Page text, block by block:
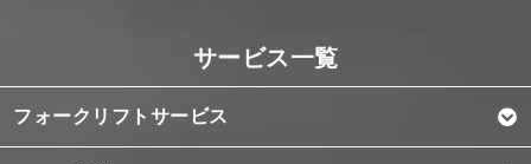
フォークリフトサービス